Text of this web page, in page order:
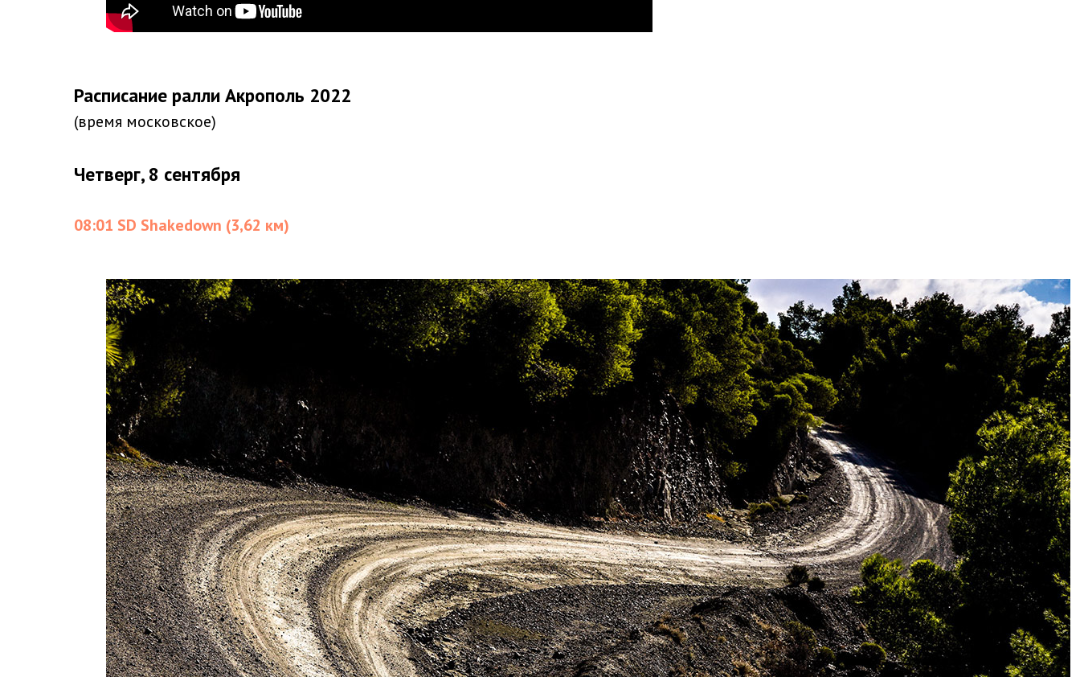
Расписание ралли Акрополь 2022
(время московское)
Четверг, 8 сентября
08:01 SD Shakedown (3,62 км)